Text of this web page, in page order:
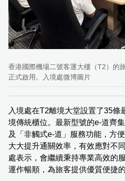
香港國際機場二號客運大樓（T2）的
正式啟用。入境處微博圖片
入境處在T2離境大堂設置了35條
境傳統櫃位。最新型號的e-道齊
及「非觸式e-道」服務功能，方
大大提升通關效率，有效應對不
處表示，會繼續秉持專業高效的
運作暢順，為旅客提供優質便捷